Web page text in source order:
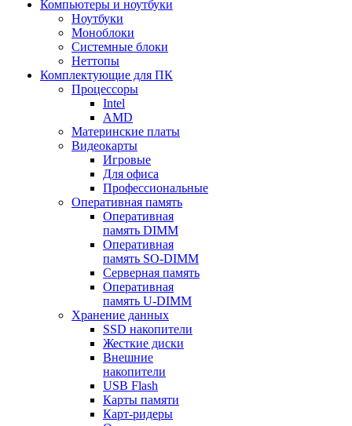
Компьютеры и ноутбуки
Ноутбуки
Моноблоки
Системные блоки
Неттопы
Комплектующие для ПК
Процессоры
Intel
AMD
Материнские платы
Видеокарты
Игровые
Для офиса
Профессиональные
Оперативная память
Оперативная
память DIMM
Оперативная
память SO-DIMM
Серверная память
Оперативная
память U-DIMM
Хранение данных
SSD накопители
Жесткие диски
Внешние
накопители
USB Flash
Карты памяти
Карт-ридеры